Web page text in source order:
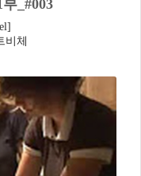
_#003
비체